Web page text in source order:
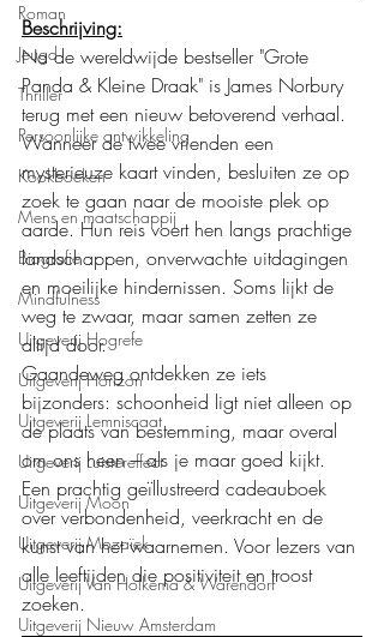
Roman
Jeugd
Thriller
Persoonlijke ontwikkeling
Kookboeken
Mens en maatschappij
Biografie
Mindfulness
Uitgeverij Hogrefe
Uitgeverij Horizon
Uitgeverij Lemniscaat
Uitgeverij Luistereffect
Uitgeverij Moon
Uitgeverij Mozaïek
Uitgeverij Van Holkema & Warendorf
Uitgeverij Nieuw Amsterdam
Beschrijving:
Na de wereldwijde bestseller "Grote
Panda & Kleine Draak" is James Norbury
terug met een nieuw betoverend verhaal.
Wanneer de twee vrienden een
mysterieuze kaart vinden, besluiten ze op
zoek te gaan naar de mooiste plek op
aarde. Hun reis voert hen langs prachtige
landschappen, onverwachte uitdagingen
en moeilijke hindernissen. Soms lijkt de
weg te zwaar, maar samen zetten ze
altijd door.
Gaandeweg ontdekken ze iets
bijzonders: schoonheid ligt niet alleen op
de plaats van bestemming, maar overal
om ons heen – als je maar goed kijkt.
Een prachtig geïllustreerd cadeauboek
over verbondenheid, veerkracht en de
kunst van het waarnemen. Voor lezers van
alle leeftijden die positiviteit en troost
zoeken.